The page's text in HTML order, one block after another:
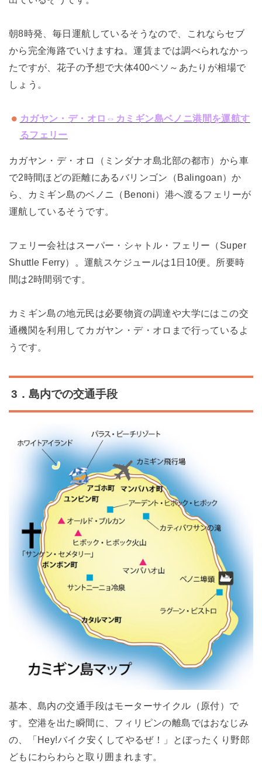
朝8時発、毎日運航しているそうなので、これならセブ
から完全海路でいけますね。運賃までは調べられなかっ
たですが、花子の予想で大体400ペソ～あたりが相場で
しょう。
カガヤン・デ・オロ ⇔カミギン島ベノニ港間を運航す
るフェリー
カガヤン・デ・オロ（ミンダナオ島北部の都市）から車
で2時間ほどの距離にあるバリンゴン（Balingoan）か
ら、カミギン島のベノニ（Benoni）港へ渡るフェリーが
運航しているそうです。
フェリー会社はスーパー・シャトル・フェリー（Super
Shuttle Ferry）。運航スケジュールは1日10便。所要時
間は2時間弱です。
カミギン島の地元民は必要物資の調達や大学にはこの交
通機関を利用してカガヤン・デ・オロまで行っているよ
うです。
3．島内での交通手段
基本、島内の交通手段はモーターサイクル（原付）で
す。空港を出た瞬間に、フィリピンの離島ではおなじみ
の、「Hey!バイク安くしてやるぜ！」とぼったくり野郎
どもにわらわらと取り囲まれます。